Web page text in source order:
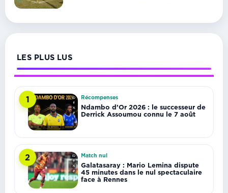
LES PLUS LUS
1 Récompenses
Ndambo d’Or 2026 : le successeur de
Derrick Assoumou connu le 7 août
2 Match nul
Galatasaray : Mario Lemina dispute
45 minutes dans le nul spectaculaire
face à Rennes